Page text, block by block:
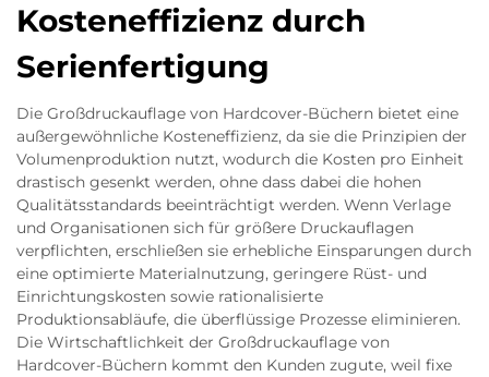
Kosteneffizienz durch
Serienfertigung
Die Großdruckauflage von Hardcover-Büchern bietet eine
außergewöhnliche Kosteneffizienz, da sie die Prinzipien der
Volumenproduktion nutzt, wodurch die Kosten pro Einheit
drastisch gesenkt werden, ohne dass dabei die hohen
Qualitätsstandards beeinträchtigt werden. Wenn Verlage
und Organisationen sich für größere Druckauflagen
verpflichten, erschließen sie erhebliche Einsparungen durch
eine optimierte Materialnutzung, geringere Rüst- und
Einrichtungskosten sowie rationalisierte
Produktionsabläufe, die überflüssige Prozesse eliminieren.
Die Wirtschaftlichkeit der Großdruckauflage von
Hardcover-Büchern kommt den Kunden zugute, weil fixe